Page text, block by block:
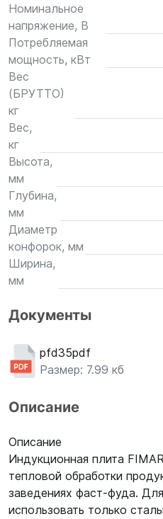
Номинальное
напряжение, В
Потребляемая
мощность, кВт
Вес
(БРУТТО)
кг
Вес,
кг
Высота,
мм
Глубина,
мм
Диаметр
конфорок, мм
Ширина,
мм
Документы
pfd35pdf
Размер: 7.99 кб
Описание
Описание
Индукционная плита
тепловой обработки
заведениях фаст-фуда.
использовать только